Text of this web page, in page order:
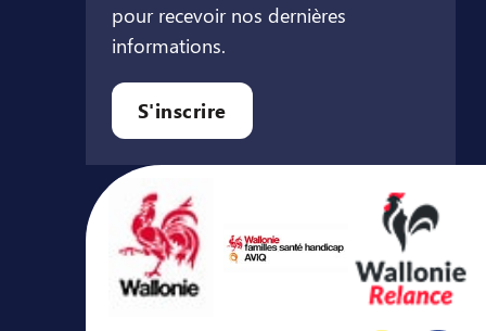
onglet
pour recevoir nos dernières
informations.
S'inscrire
Avec le soutien de ...